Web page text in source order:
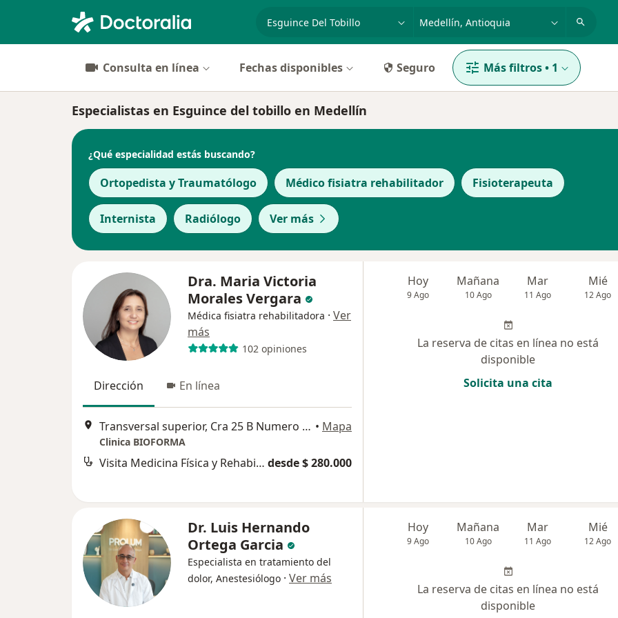
p. ej. Bogotá
Consulta en línea Fechas disponibles Seguro Más filtros• 1
Especialistas en Esguince del tobillo en Medellín
¿Qué especialidad estás buscando?
Ortopedista y Traumatólogo Médico fisiatra rehabilitador Fisioterapeuta
Internista Radiólogo Ver más
Dra. Maria Victoria
Morales Vergara
Médica fisiatra rehabilitadora · Ver
más
102 opiniones
Dirección En línea
Transversal superior, Cra 25 B Numero 16A sur 211 Clinica Bioforma Sector San Lucas, Medellín • Mapa
Clinica BIOFORMA
Visita Medicina Física y Rehabilitación desde $ 280.000
Hoy
9 Ago
Mañana
10 Ago
Mar
11 Ago
Mié
12 Ago
La reserva de citas en línea no está
disponible
Solicita una cita
Dr. Luis Hernando
Ortega Garcia
Especialista en tratamiento del
dolor, Anestesiólogo · Ver más
Hoy
9 Ago
Mañana
10 Ago
Mar
11 Ago
Mié
12 Ago
La reserva de citas en línea no está
disponible